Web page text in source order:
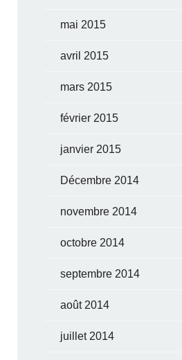
mai 2015
avril 2015
mars 2015
février 2015
janvier 2015
Décembre 2014
novembre 2014
octobre 2014
septembre 2014
août 2014
juillet 2014